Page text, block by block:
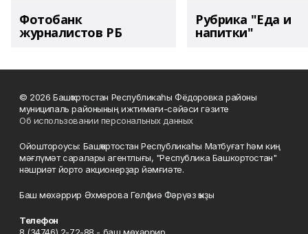
Фотобанк
журналистов РБ
Рубрика "Еда и
напитки"
© 2026 Башҡортостан Республикаһы Фёдоровка районы
муниципаль районының ижтимағи-сәйәси гәзите
Об использовании персональных данных
Ойоштороусы: Башҡортостан Республикаһы Матбуғат һәм киң
мәғлүмәт саралары агентлығы, "Республика Башкортостан"
нәшриәт йорто акционерҙар йәмғиәте.
Баш мөхәррир Әхмәрова Гөлфиә Фәрүәз ҡыҙы
Телефон